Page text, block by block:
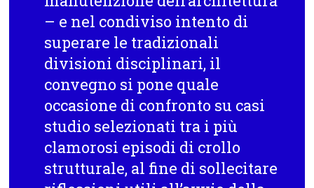
– e nel condiviso intento di
superare le tradizionali
divisioni disciplinari, il
convegno si pone quale
occasione di confronto su casi
studio selezionati tra i più
clamorosi episodi di crollo
strutturale, al fine di sollecitare